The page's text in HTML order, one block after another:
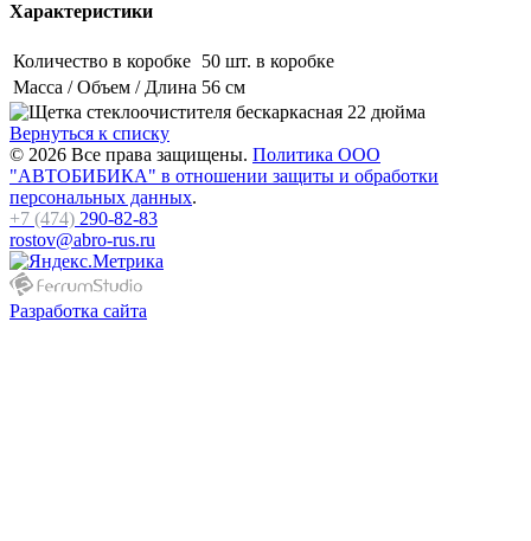
Характеристики
Количество в коробке 50 шт. в коробке
Масса / Объем / Длина 56 см
Вернуться к списку
© 2026 Все права защищены. Политика ООО
"АВТОБИБИКА" в отношении защиты и обработки
персональных данных.
+7 (474) 290-82-83
rostov@abro-rus.ru
Разработка сайта